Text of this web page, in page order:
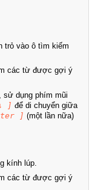
trỏ vào ô tìm kiếm
các từ được gợi ý
sử dụng phím mũi
] để di chuyển giữa
] (một lần nữa)
kính lúp.
các từ được gợi ý